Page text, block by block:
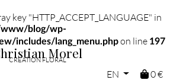
key "HTTP_ACCEPT_LANGUAGE" in
blog/wp-
includes/lang_menu.phpon line 197
Morel
CRÉATION FLORAL
EN 0 €